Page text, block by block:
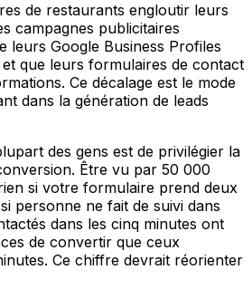
de restaurants engloutir leurs
campagnes publicitaires
leurs Google Business Profiles
que leurs formulaires de contact
Ce décalage est le mode
dans la génération de leads
des gens est de privilégier la
Être vu par 50 000
si votre formulaire prend deux
personne ne fait de suivi dans
dans les cinq minutes ont
de convertir que ceux
Ce chiffre devrait réorienter